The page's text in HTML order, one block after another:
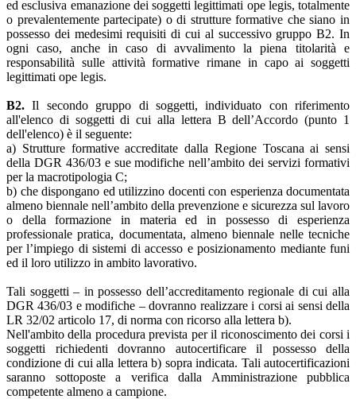
ed esclusiva emanazione dei soggetti legittimati ope legis, totalmente
o prevalentemente partecipate) o di strutture formative che siano in
possesso dei medesimi requisiti di cui al successivo gruppo B2. In
ogni caso, anche in caso di avvalimento la piena titolarità e
responsabilità sulle attività formative rimane in capo ai soggetti
legittimati ope legis.
B2.Il secondo gruppo di soggetti, individuato con riferimento
all'elenco di soggetti di cui alla lettera B dell’Accordo (punto 1
dell'elenco) è il seguente:
a) Strutture formative accreditate dalla Regione Toscana ai sensi
della DGR 436/03 e sue modifiche nell’ambito dei servizi formativi
per la macrotipologia C;
b) che dispongano ed utilizzino docenti con esperienza documentata
almeno biennale nell’ambito della prevenzione e sicurezza sul lavoro
o della formazione in materia ed in possesso di esperienza
professionale pratica, documentata, almeno biennale nelle tecniche
per l’impiego di sistemi di accesso e posizionamento mediante funi
ed il loro utilizzo in ambito lavorativo.
Tali soggetti – in possesso dell’accreditamento regionale di cui alla
DGR 436/03 e modifiche – dovranno realizzare i corsi ai sensi della
LR 32/02 articolo 17, di norma con ricorso alla lettera b).
Nell'ambito della procedura prevista per il riconoscimento dei corsi i
soggetti richiedenti dovranno autocertificare il possesso della
condizione di cui alla lettera b) sopra indicata. Tali autocertificazioni
saranno sottoposte a verifica dalla Amministrazione pubblica
competente almeno a campione.